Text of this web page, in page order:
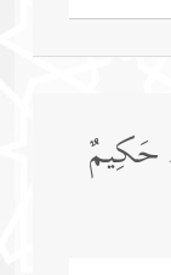
حَكِیمٌ